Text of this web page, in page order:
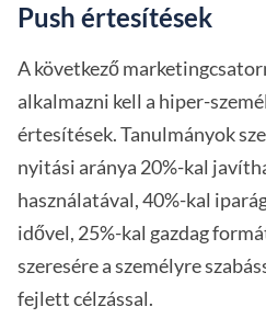
Push értesítések
A következő
alkalmazni kell a hiper-
értesítések. Tanulmányok
nyitási aránya 20%-kal
használatával, 40%-kal
idővel, 25%-kal gazdag
szeresére a személyre
fejlett célzással.